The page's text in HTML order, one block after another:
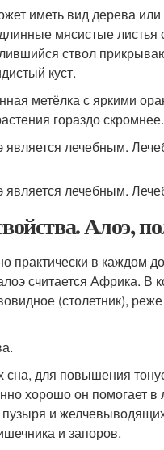
иметь вид дерева или
мясистые
ствол
куст.
метёлка с яркими
гораздо скромнее.
Алоэ,
практически в каждом
считается Африка. В
(столетник),
для повышения
хорошо он помогает в
и
и запоров.